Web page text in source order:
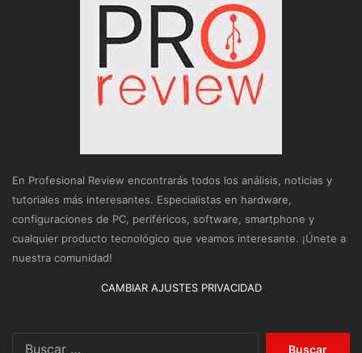
En Profesional Review encontrarás todos los análisis, noticias y
tutoriales más interesantes. Especialistas en hardware,
configuraciones de PC, periféricos, software, smartphone y
cualquier producto tecnológico que veamos interesante. ¡Únete a
nuestra comunidad!
CAMBIAR AJUSTES PRIVACIDAD